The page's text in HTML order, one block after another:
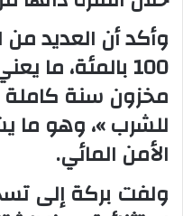
وأكد أن العديد
100 بالمئة، ما
مخزون سنة كاملة
للشرب »، وهو ما
الأمن المائي.
ولفت بركة إلى